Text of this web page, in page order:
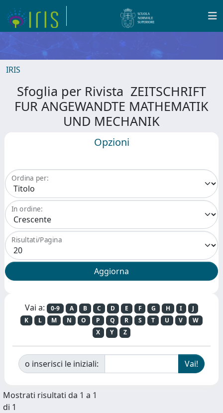
IRIS
Sfoglia per Rivista ZEITSCHRIFT
FUR ANGEWANDTE MATHEMATIK
UND MECHANIK
Opzioni
Ordina per:
In ordine:
Risultati/Pagina
Vai a: 0-9 A B C D E F G H I
J
K
L M N O P Q R S T U V
W
X
Y Z
o inserisci le iniziali:
Mostrati risultati da 1 a 1
di 1